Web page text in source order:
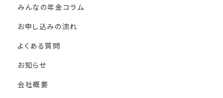
みんなの年金コラム
お申し込みの流れ
よくある質問
お知らせ
会社概要